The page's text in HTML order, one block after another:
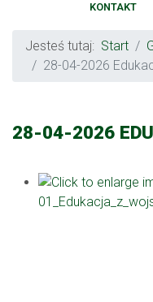
KONTAKT
Jesteś tutaj: Start
28-04-2026
28-04-2026